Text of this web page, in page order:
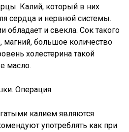
Калий, который в них
сердца и нервной системы.
и свекла. Сок такого
магний, большое количество
холестерина такой
масло.
калием являются
употреблять как при